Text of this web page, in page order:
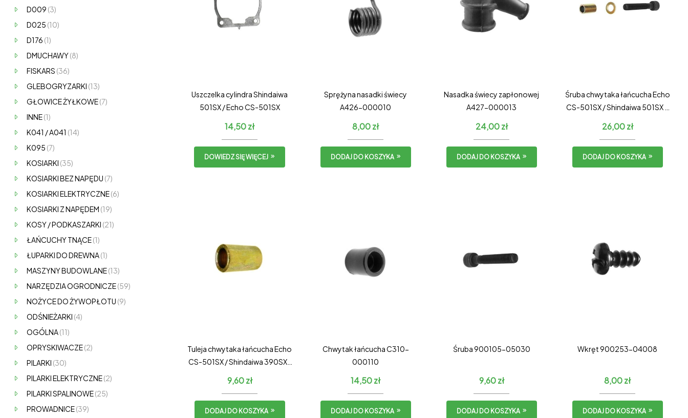
Uszczelka cylindra Shindaiwa
501SX / Echo CS-501SX
14,50zł
DOWIEDZ SIĘ WIĘCEJ
Sprężyna nasadki świecy
A426-000010
8,00zł
DODAJ DO KOSZYKA
Nasadka świecy zapłonowej
A427-000013
24,00zł
DODAJ DO KOSZYKA
Śruba chwytaka łańcucha Echo
CS-501SX / Shindaiwa 501SX –
26,00zł
DODAJ DO KOSZYKA
Tuleja chwytaka łańcucha Echo
CS-501SX / Shindaiwa 390SX /
9,60zł
DODAJ DO KOSZYKA
Chwytak łańcucha C310-
000110
14,50zł
DODAJ DO KOSZYKA
Śruba 900105-05030
9,60zł
DODAJ DO KOSZYKA
Wkręt 900253-04008
8,00zł
DODAJ DO KOSZYKA
D009 (3)
D025 (10)
D176 (1)
DMUCHAWY(8)
FISKARS (36)
GLEBOGRYZARKI (13)
GŁOWICE ŻYŁKOWE(7)
INNE(1)
K041 / A041 (14)
K095 (7)
KOSIARKI (35)
KOSIARKI BEZ NAPĘDU (7)
KOSIARKI ELEKTRYCZNE(6)
KOSIARKI Z NAPĘDEM (19)
KOSY / PODKASZARKI (21)
ŁAŃCUCHY TNĄCE(1)
ŁUPARKI DO DREWNA(1)
MASZYNY BUDOWLANE(13)
NARZĘDZIA OGRODNICZE(59)
NOŻYCE DO ŻYWOPŁOTU (9)
ODŚNIEŻARKI (4)
OGÓLNA(11)
OPRYSKIWACZE(2)
PILARKI (30)
PILARKI ELEKTRYCZNE(2)
PILARKI SPALINOWE(25)
PROWADNICE(39)